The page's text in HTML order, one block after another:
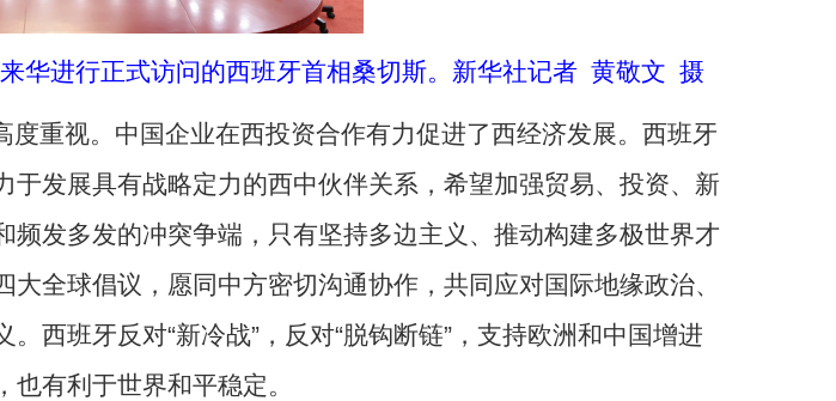
华进行正式访问的西班牙首相桑切斯。新华社记者 黄敬文 摄
重视。中国企业在西投资合作有力促进了西经济发展。西班牙
发展具有战略定力的西中伙伴关系，希望加强贸易、投资、新
发多发的冲突争端，只有坚持多边主义、推动构建多极世界才
全球倡议，愿同中方密切沟通协作，共同应对国际地缘政治、
西班牙反对“新冷战”，反对“脱钩断链”，支持欧洲和中国增进
有利于世界和平稳定。